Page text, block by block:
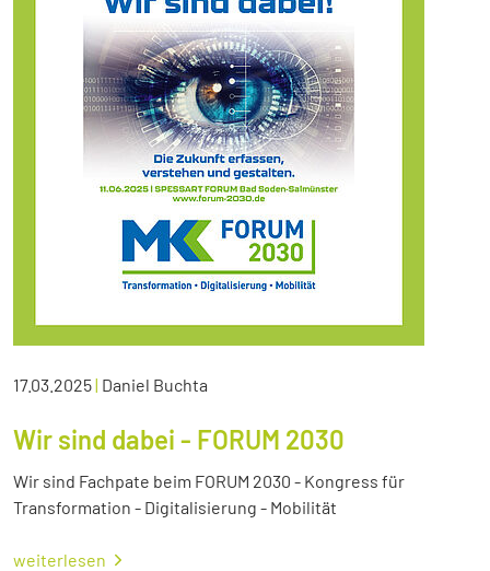
17.03.2025| Daniel Buchta
Wir sind dabei - FORUM 2030
Wir sind Fachpate beim FORUM 2030 - Kongress für
Transformation - Digitalisierung - Mobilität
weiterlesen